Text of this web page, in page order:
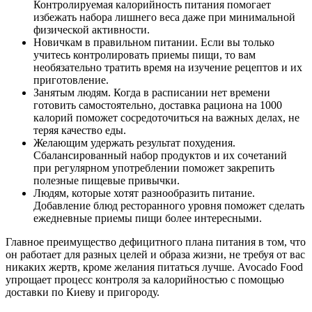
Контролируемая калорийность питания помогает
избежать набора лишнего веса даже при минимальной
физической активности.
Новичкам в правильном питании. Если вы только
учитесь контролировать приемы пищи, то вам
необязательно тратить время на изучение рецептов и их
приготовление.
Занятым людям. Когда в расписании нет времени
готовить самостоятельно, доставка рациона на 1000
калорий поможет сосредоточиться на важных делах, не
теряя качество еды.
Желающим удержать результат похудения.
Сбалансированный набор продуктов и их сочетаний
при регулярном употреблении поможет закрепить
полезные пищевые привычки.
Людям, которые хотят разнообразить питание.
Добавление блюд ресторанного уровня поможет сделать
ежедневные приемы пищи более интересными.
Главное преимущество дефицитного плана питания в том, что
он работает для разных целей и образа жизни, не требуя от вас
никаких жертв, кроме желания питаться лучше. Avocado Food
упрощает процесс контроля за калорийностью с помощью
доставки по Киеву и пригороду.